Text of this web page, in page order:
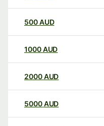
500AUD
1000AUD
2000AUD
5000AUD